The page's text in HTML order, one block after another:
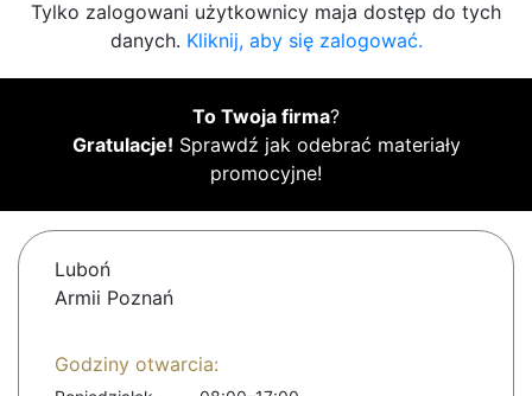
Tylko zalogowani użytkownicy maja dostęp do tych
danych. Kliknij, aby się zalogować.
To Twoja firma?
Gratulacje! Sprawdź jak odebrać materiały
promocyjne!
Luboń
Armii Poznań
Godziny otwarcia: